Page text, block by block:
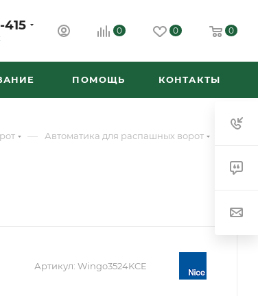
0 0 0
ПОМОЩЬ КОНТАКТЫ
— Автоматика для распашных ворот
Артикул: Wingo3524KCE